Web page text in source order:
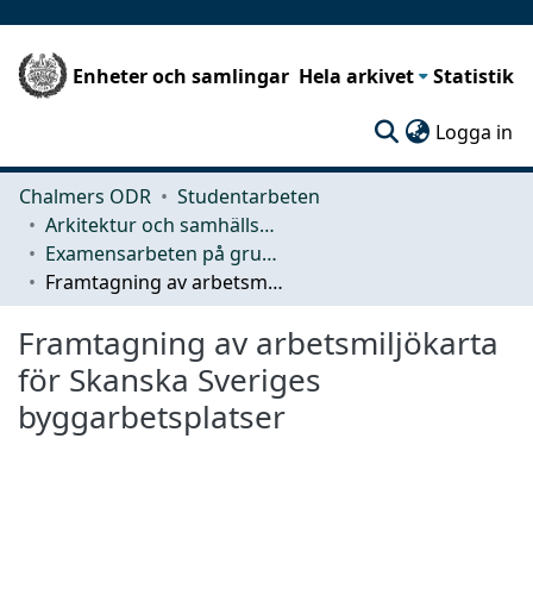
Enheter och samlingar Hela arkivet Statistik
Logga in
Chalmers ODR
Studentarbeten
Arkitektur och samhällsbyggnadsteknik (ACE)
Examensarbeten på grundnivå
Framtagning av arbetsmiljökarta för Skanska Sveriges byggarbetsplatser
Framtagning av arbetsmiljökarta
för Skanska Sveriges
byggarbetsplatser